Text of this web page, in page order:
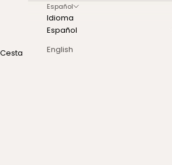
Español
Idioma
Español
English
Cesta